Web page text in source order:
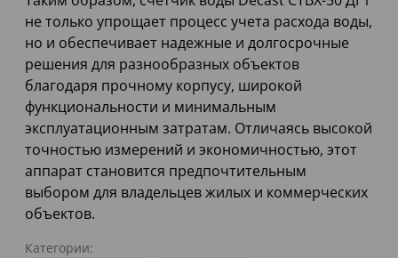
не только упрощает процесс учета расхода воды,
но и обеспечивает надежные и долгосрочные
решения для разнообразных объектов
благодаря прочному корпусу, широкой
функциональности и минимальным
эксплуатационным затратам. Отличаясь высокой
точностью измерений и экономичностью, этот
аппарат становится предпочтительным
выбором для владельцев жилых и коммерческих
объектов.
Категории: